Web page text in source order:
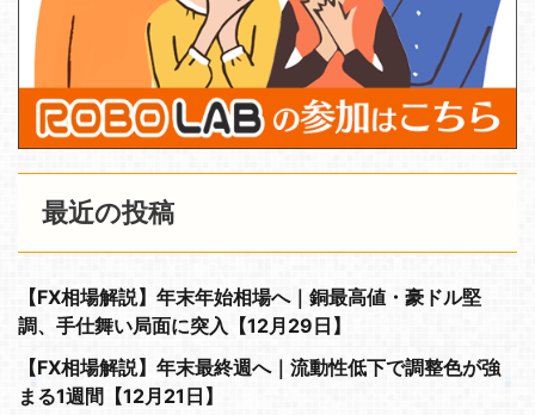
最近の投稿
【FX相場解説】年末年始相場へ｜銅最高値・豪ドル堅
調、手仕舞い局面に突入【12月29日】
【FX相場解説】年末最終週へ｜流動性低下で調整色が強
まる1週間【12月21日】